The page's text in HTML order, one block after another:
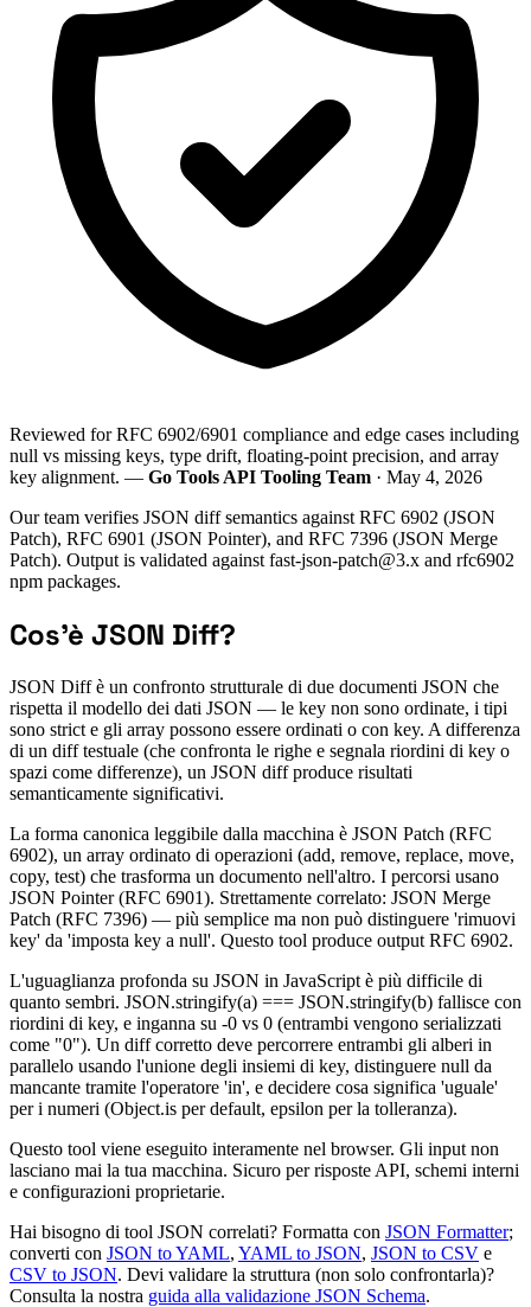
Reviewed for RFC 6902/6901 compliance and edge cases including
null vs missing keys, type drift, floating-point precision, and array
key alignment. — Go Tools API Tooling Team · May 4, 2026
Our team verifies JSON diff semantics against RFC 6902 (JSON
Patch), RFC 6901 (JSON Pointer), and RFC 7396 (JSON Merge
Patch). Output is validated against fast-json-patch@3.x and rfc6902
npm packages.
Cos'è JSON Diff?
JSON Diff è un confronto strutturale di due documenti JSON che
rispetta il modello dei dati JSON — le key non sono ordinate, i tipi
sono strict e gli array possono essere ordinati o con key. A differenza
di un diff testuale (che confronta le righe e segnala riordini di key o
spazi come differenze), un JSON diff produce risultati
semanticamente significativi.
La forma canonica leggibile dalla macchina è JSON Patch (RFC
6902), un array ordinato di operazioni (add, remove, replace, move,
copy, test) che trasforma un documento nell'altro. I percorsi usano
JSON Pointer (RFC 6901). Strettamente correlato: JSON Merge
Patch (RFC 7396) — più semplice ma non può distinguere 'rimuovi
key' da 'imposta key a null'. Questo tool produce output RFC 6902.
L'uguaglianza profonda su JSON in JavaScript è più difficile di
quanto sembri. JSON.stringify(a) === JSON.stringify(b) fallisce con
riordini di key, e inganna su -0 vs 0 (entrambi vengono serializzati
come "0"). Un diff corretto deve percorrere entrambi gli alberi in
parallelo usando l'unione degli insiemi di key, distinguere null da
mancante tramite l'operatore 'in', e decidere cosa significa 'uguale'
per i numeri (Object.is per default, epsilon per la tolleranza).
Questo tool viene eseguito interamente nel browser. Gli input non
lasciano mai la tua macchina. Sicuro per risposte API, schemi interni
e configurazioni proprietarie.
Hai bisogno di tool JSON correlati? Formatta con JSON Formatter;
converti con JSON to YAML, YAML to JSON, JSON to CSV e
CSV to JSON. Devi validare la struttura (non solo confrontarla)?
Consulta la nostra guida alla validazione JSON Schema.